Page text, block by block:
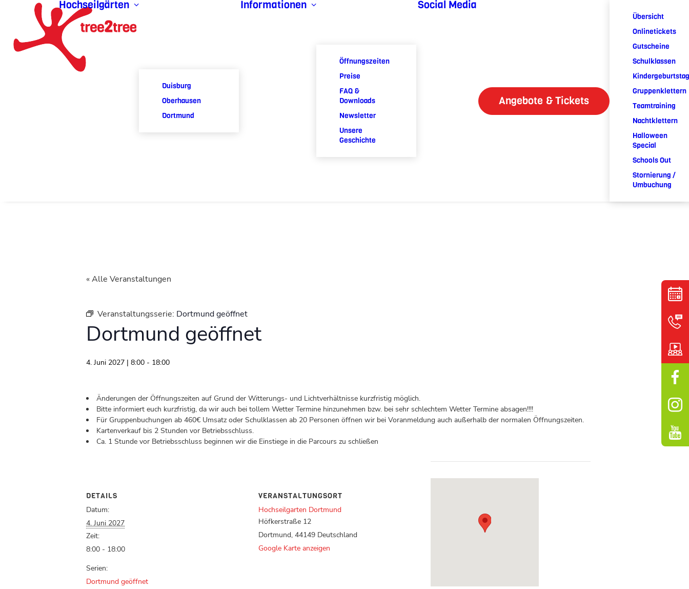
Hochseilgärten
Duisburg
Oberhausen
Dortmund
Informationen
Öffnungszeiten
Preise
FAQ &
Downloads
Newsletter
Unsere
Geschichte
Social Media
Angebote & Tickets
Übersicht
Onlinetickets
Gutscheine
Schulklassen
Kindergeburtstag
Gruppenklettern
Teamtraining
Nachtklettern
Halloween
Special
Schools Out
Stornierung /
Umbuchung
« Alle Veranstaltungen
Veranstaltungsserie: Dortmund geöffnet
Dortmund geöffnet
4. Juni 2027 | 8:00 - 18:00
Änderungen der Öffnungszeiten auf Grund der Witterungs- und Lichtverhältnisse kurzfristig möglich.
Bitte informiert euch kurzfristig, da wir auch bei tollem Wetter Termine hinzunehmen bzw. bei sehr schlechtem Wetter Termine absagen!!!!
Für Gruppenbuchungen ab 460€ Umsatz oder Schulklassen ab 20 Personen öffnen wir bei Voranmeldung auch außerhalb der normalen Öffnungszeiten.
Kartenverkauf bis 2 Stunden vor Betriebsschluss.
Ca. 1 Stunde vor Betriebsschluss beginnen wir die Einstiege in die Parcours zu schließen
DETAILS
Datum:
4. Juni 2027
Zeit:
8:00 - 18:00
Serien:
Dortmund geöffnet
VERANSTALTUNGSORT
Hochseilgarten Dortmund
Höfkerstraße 12
Dortmund, 44149 Deutschland
Google Karte anzeigen